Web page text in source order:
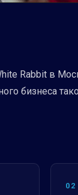
Rabbit в
бизнеса
02